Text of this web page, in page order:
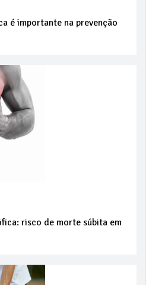
é importante na prevenção
risco de morte súbita em